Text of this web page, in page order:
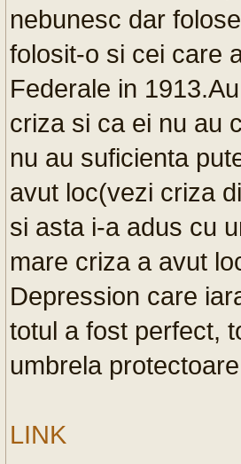
nebunesc dar
folosit-o si cei care
Federale in
criza si ca ei nu au
nu au suficienta
avut loc(vezi criza
si asta i-a adus cu
mare criza a avut
Depression care
totul a fost perfect,
umbrela
LINK